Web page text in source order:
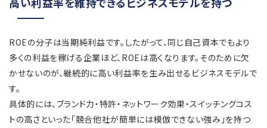
ROEの分子は当期純利益です。したがって、同じ自己資本でもより
多くの利益を稼げる企業ほど、ROEは高くなります。そのために欠
かせないのが、継続的に高い利益率を生み出せるビジネスモデルで
す。
具体的には、ブランド力・特許・ネットワーク効果・スイッチングコス
トの高さといった「競合他社が簡単には模倣できない強み」を持つ